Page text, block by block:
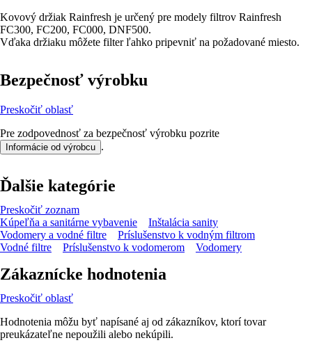
Kovový držiak Rainfresh je určený pre modely filtrov Rainfresh
FC300, FC200, FC000, DNF500.
Vďaka držiaku môžete filter ľahko pripevniť na požadované miesto.
Bezpečnosť výrobku
Preskočiť oblasť
Pre zodpovednosť za bezpečnosť výrobku pozrite
Informácie od výrobcu .
Ďalšie kategórie
Preskočiť zoznam
Kúpeľňa a sanitárne vybavenie
Inštalácia sanity
Vodomery a vodné filtre
Príslušenstvo k vodným filtrom
Vodné filtre
Príslušenstvo k vodomerom Vodomery
Zákaznícke hodnotenia
Preskočiť oblasť
Hodnotenia môžu byť napísané aj od zákazníkov, ktorí tovar
preukázateľne nepoužili alebo nekúpili.